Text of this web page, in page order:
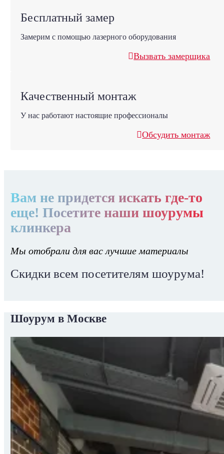
Бесплатный замер
Замерим с помощью лазерного оборудования
Вызвать замерщика
Качественный монтаж
У нас работают настоящие профессионалы
Обсудить монтаж
Вам не придется искать где-то
еще! Посетите наши шоурумы
клинкера
Мы отобрали для вас лучшие материалы
Скидки всем посетителям шоурума!
Шоурум в Москве